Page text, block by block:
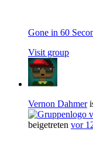
Gone in 60
Visit group
Vernon Dahmer
beigetreten vor